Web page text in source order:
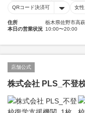
QRコード決済可 女
住所
栃木県佐野市高
本日の営業状況 10:00〜20:00
店舗公式
株式会社 PLS_不登